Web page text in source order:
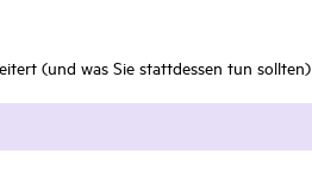
(und was Sie stattdessen tun sollten)